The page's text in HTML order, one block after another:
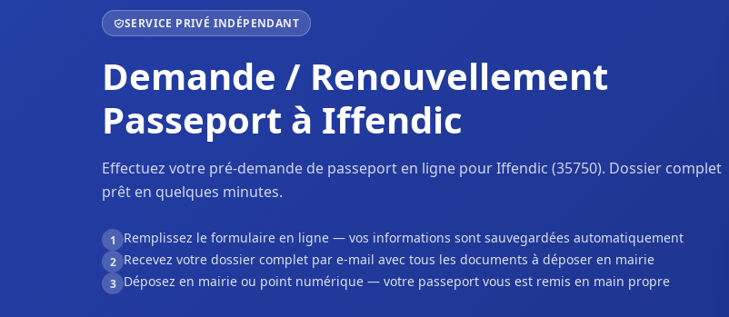
SERVICE PRIVÉ INDÉPENDANT
Demande / Renouvellement
Passeport à Iffendic
Effectuez votre pré-demande de passeport en ligne pour Iffendic (35750). Dossier complet
prêt en quelques minutes.
1 Remplissez le formulaire en ligne — vos informations sont sauvegardées automatiquement
2 Recevez votre dossier complet par e-mail avec tous les documents à déposer en mairie
3 Déposez en mairie ou point numérique — votre passeport vous est remis en main propre